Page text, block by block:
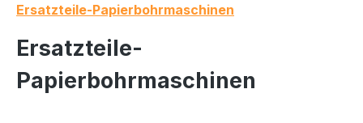
Ersatzteile-Papierbohrmaschinen
Ersatzteile-
Papierbohrmaschinen